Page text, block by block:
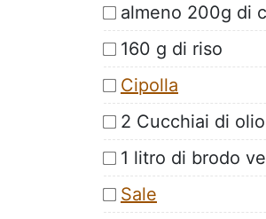
almeno 200g di
160 g di riso
Cipolla
2 Cucchiai di
1 litro di brodo
Sale